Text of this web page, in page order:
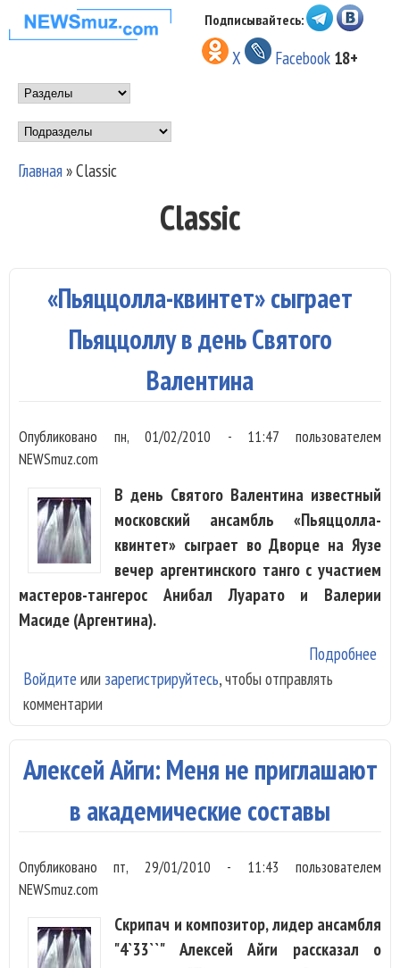
Перейти к основному
содержанию
НОВОСТИ
МУЗЫКИ И
ШОУ БИЗНЕСА
NEWSMUZ.COM
Подписывайтесь:
X Facebook 18+
Main menu
Подразделы
Главная»Classic
Classic
«Пьяццолла-квинтет» сыграет
Пьяццоллу в день Святого
Валентина
Опубликовано пн, 01/02/2010 - 11:47 пользователем
NEWSmuz.com
В день Святого Валентина известный
московский ансамбль «Пьяццолла-
квинтет» сыграет во Дворце на Яузе
вечер аргентинского танго с участием
мастеров-тангерос Анибал Луарато и Валерии
Масиде (Аргентина).
Подробнее
Войдите или зарегистрируйтесь, чтобы отправлять
комментарии
Алексей Айги: Меня не приглашают
в академические составы
Опубликованопт, 29/01/2010 - 11:43 пользователем
NEWSmuz.com
Скрипач и композитор, лидер ансамбля
"4`33``" Алексей Айги рассказал о